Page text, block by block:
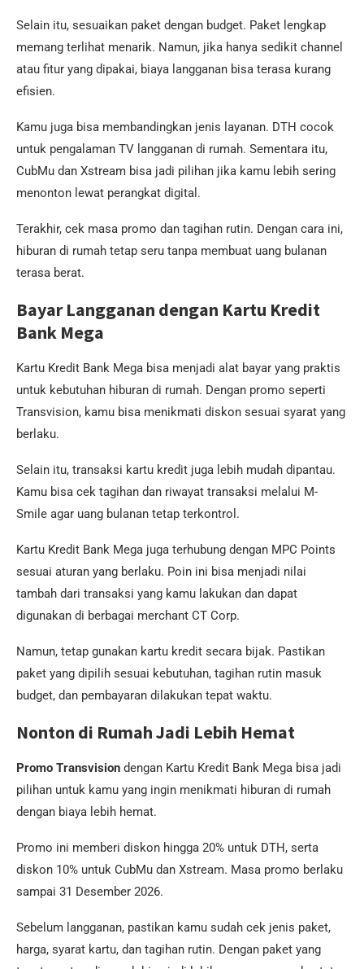
Selain itu, sesuaikan paket dengan budget. Paket lengkap
memang terlihat menarik. Namun, jika hanya sedikit channel
atau fitur yang dipakai, biaya langganan bisa terasa kurang
efisien.
Kamu juga bisa membandingkan jenis layanan. DTH cocok
untuk pengalaman TV langganan di rumah. Sementara itu,
CubMu dan Xstream bisa jadi pilihan jika kamu lebih sering
menonton lewat perangkat digital.
Terakhir, cek masa promo dan tagihan rutin. Dengan cara ini,
hiburan di rumah tetap seru tanpa membuat uang bulanan
terasa berat.
Bayar Langganan dengan Kartu Kredit
Bank Mega
Kartu Kredit Bank Mega bisa menjadi alat bayar yang praktis
untuk kebutuhan hiburan di rumah. Dengan promo seperti
Transvision, kamu bisa menikmati diskon sesuai syarat yang
berlaku.
Selain itu, transaksi kartu kredit juga lebih mudah dipantau.
Kamu bisa cek tagihan dan riwayat transaksi melalui M-
Smile agar uang bulanan tetap terkontrol.
Kartu Kredit Bank Mega juga terhubung dengan MPC Points
sesuai aturan yang berlaku. Poin ini bisa menjadi nilai
tambah dari transaksi yang kamu lakukan dan dapat
digunakan di berbagai merchant CT Corp.
Namun, tetap gunakan kartu kredit secara bijak. Pastikan
paket yang dipilih sesuai kebutuhan, tagihan rutin masuk
budget, dan pembayaran dilakukan tepat waktu.
Nonton di Rumah Jadi Lebih Hemat
Promo Transvision dengan Kartu Kredit Bank Mega bisa jadi
pilihan untuk kamu yang ingin menikmati hiburan di rumah
dengan biaya lebih hemat.
Promo ini memberi diskon hingga 20% untuk DTH, serta
diskon 10% untuk CubMu dan Xstream. Masa promo berlaku
sampai 31 Desember 2026.
Sebelum langganan, pastikan kamu sudah cek jenis paket,
harga, syarat kartu, dan tagihan rutin. Dengan paket yang